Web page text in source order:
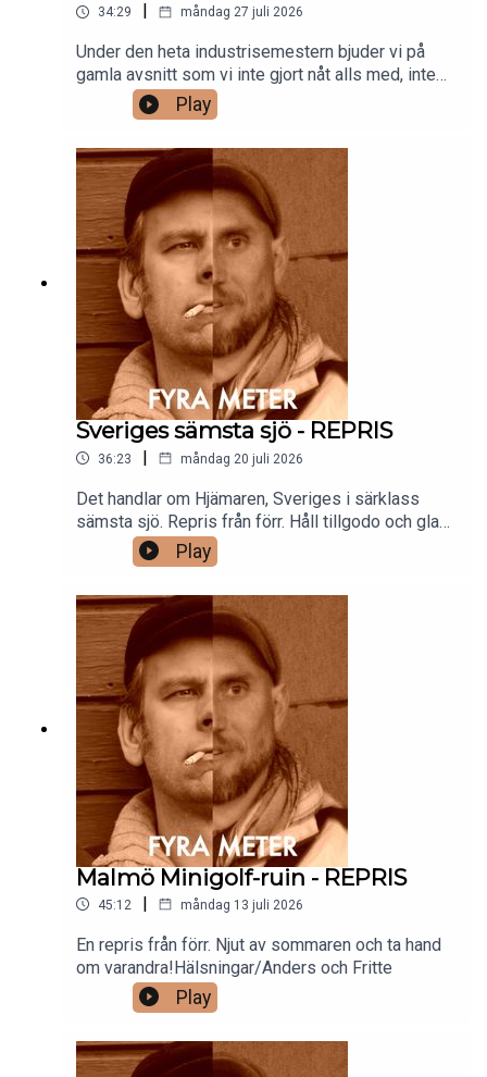
34:29 måndag 27 juli 2026
Under den heta industrisemestern bjuder vi på
gamla avsnitt som vi inte gjort nåt alls med, inte
ens Häxans metallputs. Håll tillgodo och varannan
vatten!/Anders och Fritte
Play
Sveriges sämsta sjö - REPRIS
36:23 | måndag 20 juli 2026
Det handlar om Hjämaren, Sveriges i särklass
sämsta sjö. Repris från förr. Håll tillgodo och glad
sommar./Anders och Fritte
Play
Malmö Minigolf-ruin - REPRIS
45:12 | måndag 13 juli 2026
En repris från förr. Njut av sommaren och ta hand
om varandra!Hälsningar/Anders och Fritte
Play